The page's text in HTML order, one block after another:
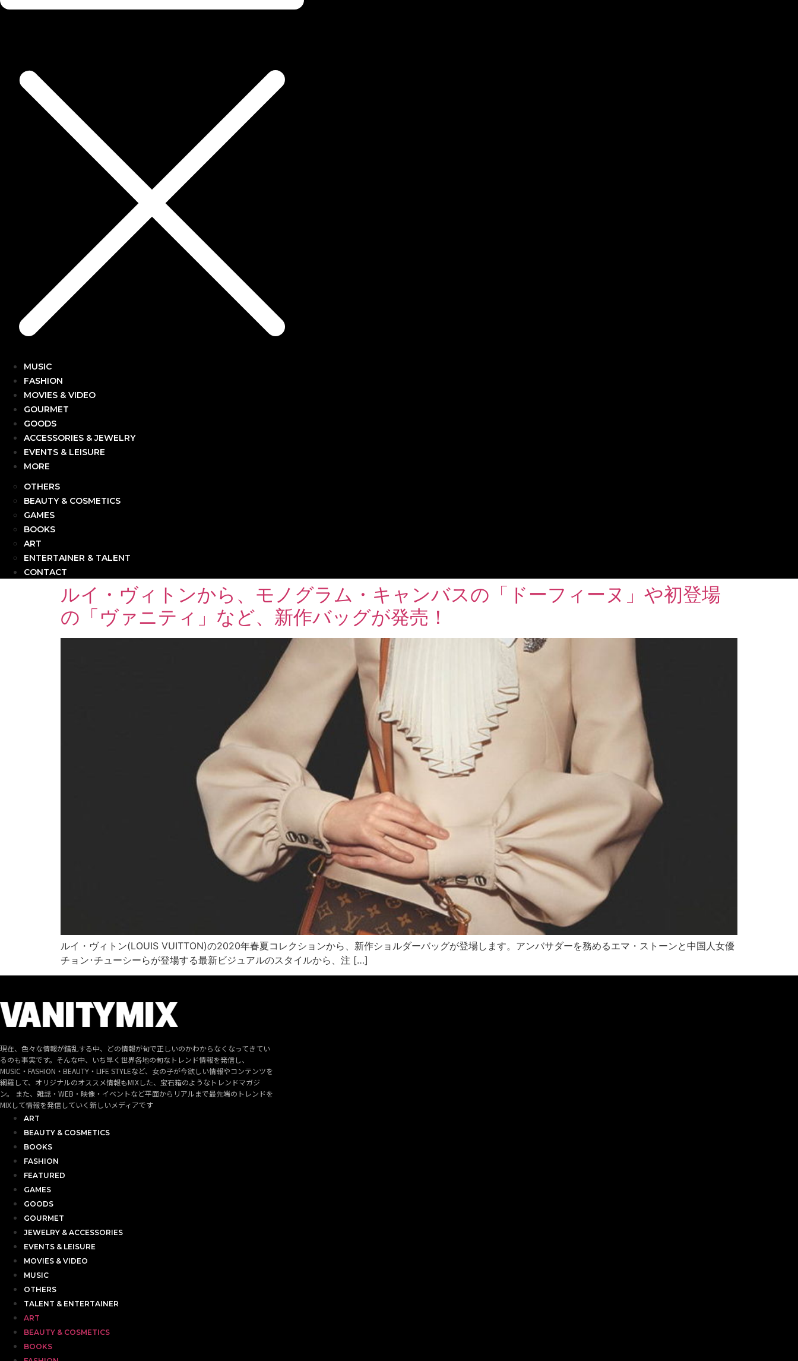
MUSIC
FASHION
MOVIES & VIDEO
GOURMET
GOODS
ACCESSORIES & JEWELRY
EVENTS & LEISURE
MORE
OTHERS
BEAUTY & COSMETICS
GAMES
BOOKS
ART
ENTERTAINER & TALENT
CONTACT
ルイ・ヴィトンから、モノグラム・キャンバスの「ドーフィーヌ」や初登場
の「ヴァニティ」など、新作バッグが発売！
ルイ・ヴィトン(LOUIS VUITTON)の2020年春夏コレクションから、新作ショルダーバッグが登場します。アンバサダーを務めるエマ・ストーンと中国人女優
チョン･チューシーらが登場する最新ビジュアルのスタイルから、注 […]
現在、色々な情報が錯乱する中、どの情報が旬で正しいのかわからなくなってきてい
るのも事実です。そんな中、いち早く世界各地の旬なトレンド情報を発信し、
MUSIC・FASHION・BEAUTY・LIFE STYLEなど、女の子が今欲しい情報やコンテンツを
網羅して、オリジナルのオススメ情報もMIXした、宝石箱のようなトレンドマガジ
ン。 また、雑誌・WEB・映像・イベントなど平面からリアルまで最先端のトレンドを
MIXして情報を発信していく新しいメディアです
ART
BEAUTY & COSMETICS
BOOKS
FASHION
FEATURED
GAMES
GOODS
GOURMET
JEWELRY & ACCESSORIES
EVENTS & LEISURE
MOVIES & VIDEO
MUSIC
OTHERS
TALENT & ENTERTAINER
ART
BEAUTY & COSMETICS
BOOKS